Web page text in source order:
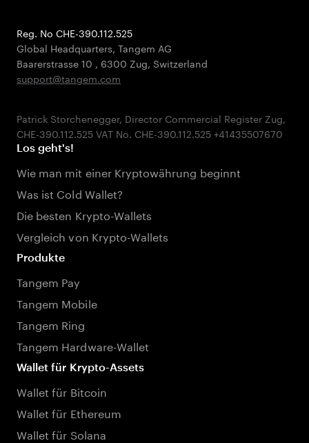
Reg. No CHE-390.112.525
Global Headquarters, Tangem AG
Baarerstrasse 10 , 6300 Zug, Switzerland
support@tangem.com
Patrick Storchenegger, Director Commercial Register Zug,
Los geht's!
Wie man mit einer Kryptowährung beginnt
Was ist Cold Wallet?
Die besten Krypto-Wallets
Vergleich von Krypto-Wallets
Produkte
Tangem Pay
Tangem Mobile
Tangem Ring
Tangem Hardware-Wallet
Wallet für Krypto-Assets
Wallet für Bitcoin
Wallet für Ethereum
Wallet für Solana